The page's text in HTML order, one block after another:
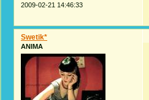
2009-02-21 14:46:33
Swetik*
ANIMA